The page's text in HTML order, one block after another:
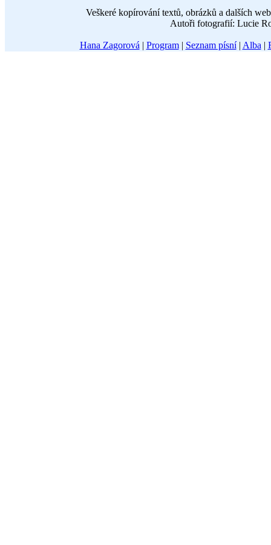
Veškeré kopírování textů, obrázků a dalších
Autoři fotografií: Lucie
Hana Zagorová | Program| Seznam písní| Alba |